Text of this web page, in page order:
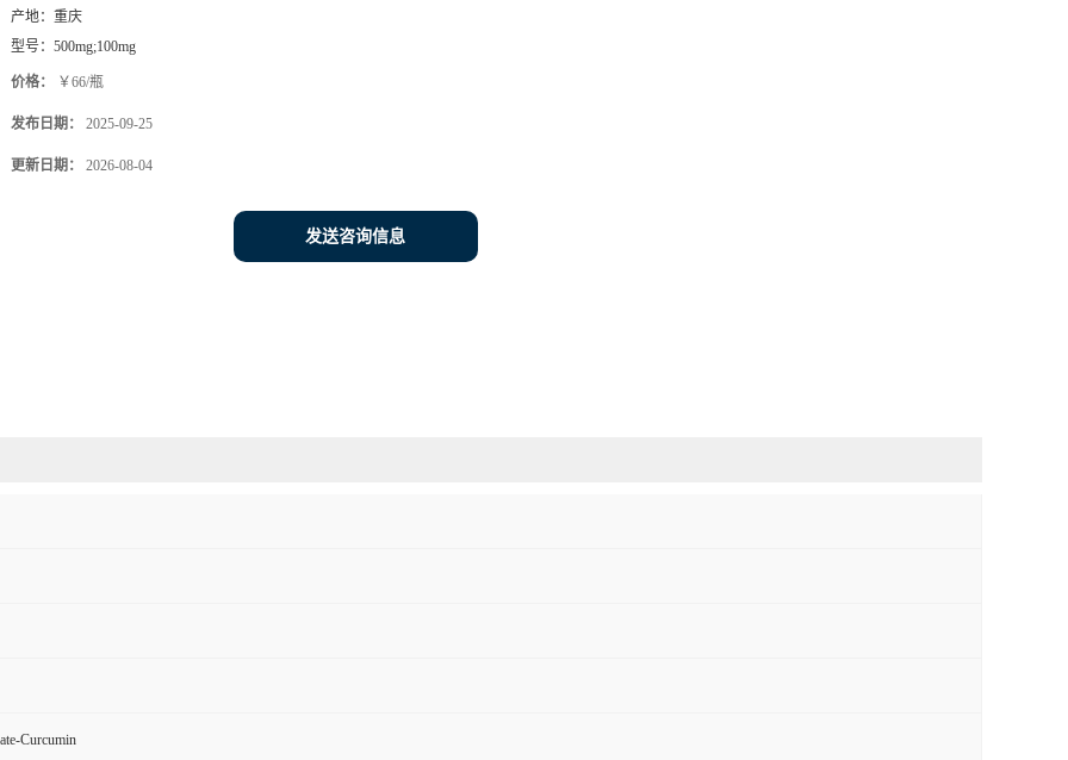
产地： 重庆
型号： 500mg;100mg
价格： ￥66/瓶
发布日期： 2025-09-25
更新日期： 2026-08-04
发送咨询信息
Curcumin